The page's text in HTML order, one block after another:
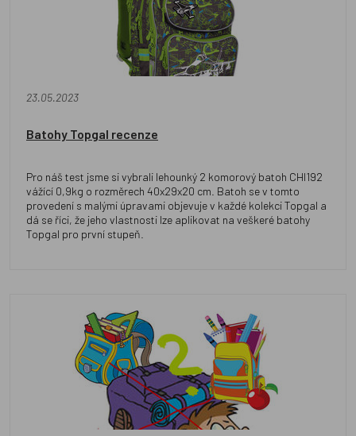
23.05.2023
Batohy Topgal recenze
Pro náš test jsme si vybrali lehounký 2 komorový batoh CHI192
vážící 0,9kg o rozměrech 40x29x20 cm. Batoh se v tomto
provedení s malými úpravami objevuje v každé kolekci Topgal a
dá se říci, že jeho vlastnosti lze aplikovat na veškeré batohy
Topgal pro první stupeň.